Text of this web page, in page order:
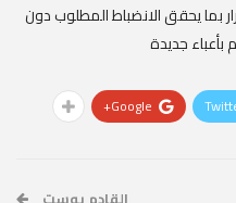
بما يحقق الانضباط المطلوب دون
بأعباء جديدة
Google+